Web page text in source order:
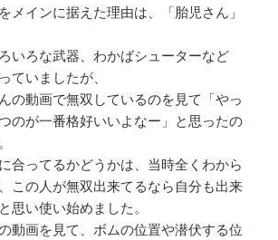
メインに据えた理由は、「胎児さん」
いろな武器、わかばシューターなど
ていましたが、
の動画で無双しているのを見て「やっ
のが一番格好いいよなー」と思ったの
合ってるかどうかは、当時全くわから
この人が無双出来てるなら自分も出来
思い使い始めました。
動画を見て、ボムの位置や潜伏する位